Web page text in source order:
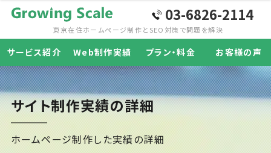
東京在住ホームページ制作と SEO対策で問題を解決
03-6826-2114
サービス紹介 Web制作実績 プラン・料金 お客様の声
サイト制作実績の詳細
ホームページ制作した実績の詳細